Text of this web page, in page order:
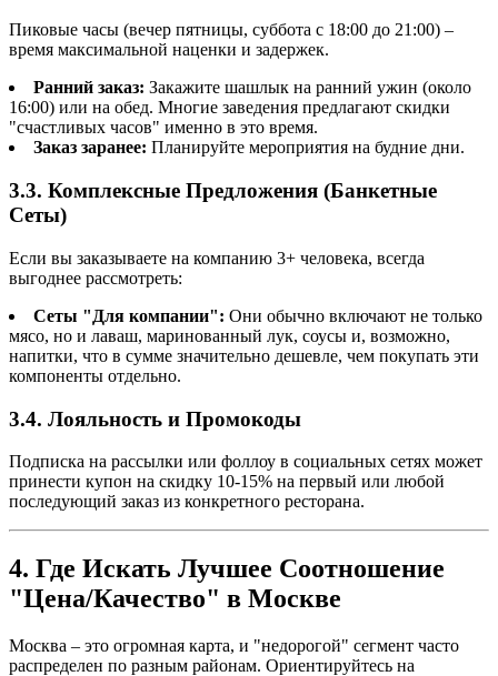
Пиковые часы (вечер пятницы, суббота с 18:00 до 21:00) –
время максимальной наценки и задержек.
Ранний заказ: Закажите шашлык на ранний ужин (около
16:00) или на обед. Многие заведения предлагают скидки
"счастливых часов" именно в это время.
Заказ заранее: Планируйте мероприятия на будние дни.
3.3. Комплексные Предложения (Банкетные
Сеты)
Если вы заказываете на компанию 3+ человека, всегда
выгоднее рассмотреть:
Сеты "Для компании": Они обычно включают не только
мясо, но и лаваш, маринованный лук, соусы и, возможно,
напитки, что в сумме значительно дешевле, чем покупать эти
компоненты отдельно.
3.4. Лояльность и Промокоды
Подписка на рассылки или фоллоу в социальных сетях может
принести купон на скидку 10-15% на первый или любой
последующий заказ из конкретного ресторана.
4. Где Искать Лучшее Соотношение
"Цена/Качество" в Москве
Москва – это огромная карта, и "недорогой" сегмент часто
распределен по разным районам. Ориентируйтесь на